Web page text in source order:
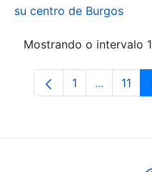
su centro de Burgos
Mostrando o intervalo
Páxina
1 ...Páxinas
11